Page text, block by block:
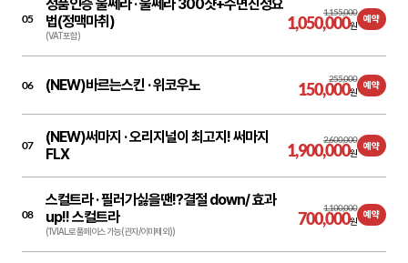
05
정품인증 울쎄라 ·울쎄라 300샷+수면진정요
법(정맥마취)
(VAT포함)
1,155,000
1,050,000원
예약
06 (NEW)바르는스킨 ·위코우노 255,000
150,000원
예약
07 (NEW)써마지 ·오리지널이 최고지! 써마지
FLX
2,600,000
1,900,000원
예약
08
스컬트라 ·필러가싫을땐!?결절 down/ 효과
up!! 스컬트라
(1VIAL로 풀페이스 가능(관자/이마제외))
1,100,000
700,000원
예약